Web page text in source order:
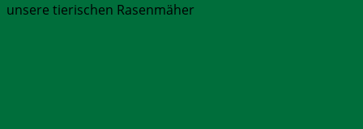
unsere tierischen Rasenmäher